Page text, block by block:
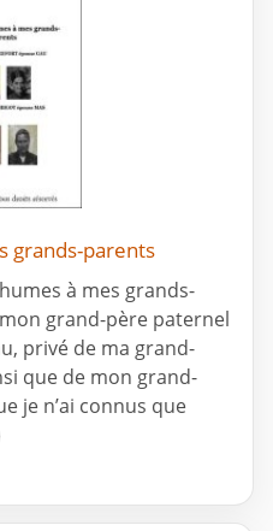
grands-parents
à mes grands-
mon grand-père paternel
privé de ma grand-
que de mon grand-
je n’ai connus que